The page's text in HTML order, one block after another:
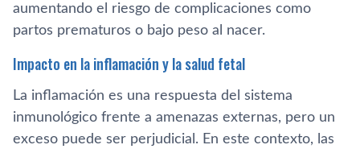
aumentando el riesgo de complicaciones como
partos prematuros o bajo peso al nacer.
Impacto en la inflamación y la salud fetal
La inflamación es una respuesta del sistema
inmunológico frente a amenazas externas, pero un
exceso puede ser perjudicial. En este contexto, las